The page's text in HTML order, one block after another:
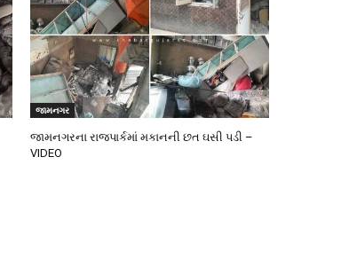
જામનગર
જામનગરના રાજપાર્કમાં મકાનની છત ઘસી પડી –
VIDEO